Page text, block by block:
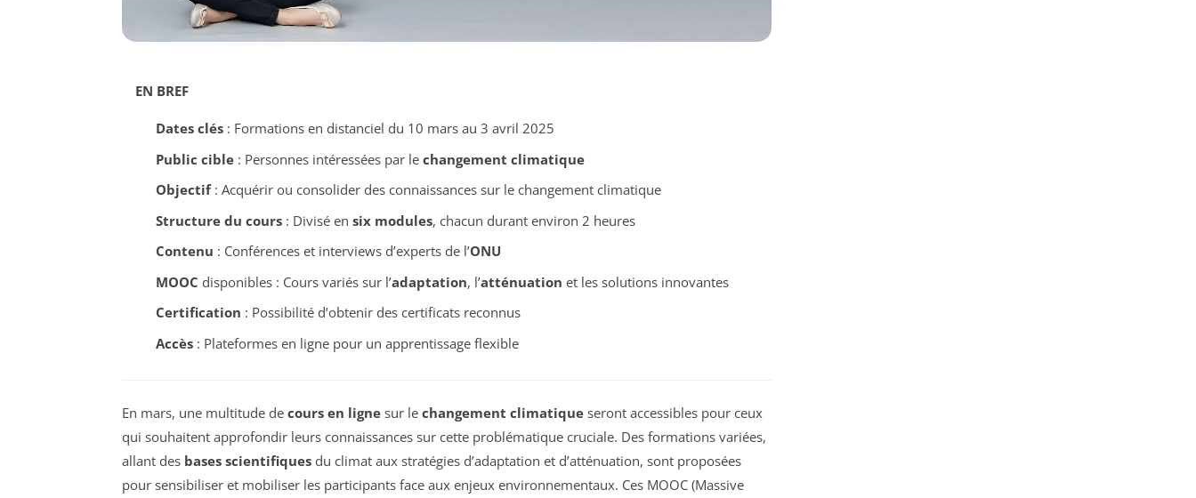
EN BREF
Dates clés: Formations en distanciel du 10 mars au 3 avril 2025
Public cible: Personnes intéressées par le changement climatique
Objectif: Acquérir ou consolider des connaissances sur le changement climatique
Structure du cours: Divisé en six modules, chacun durant environ 2 heures
Contenu : Conférences et interviews d’experts de l’ONU
MOOC disponibles : Cours variés sur l’adaptation, l’atténuation et les solutions innovantes
Certification : Possibilité d’obtenir des certificats reconnus
Accès: Plateformes en ligne pour un apprentissage flexible
En mars, une multitude de cours en ligne sur le changement climatique seront accessibles pour ceux
qui souhaitent approfondir leurs connaissances sur cette problématique cruciale. Des formations variées,
allant des bases scientifiques du climat aux stratégies d’adaptation et d’atténuation, sont proposées
pour sensibiliser et mobiliser les participants face aux enjeux environnementaux. Ces MOOC (Massive